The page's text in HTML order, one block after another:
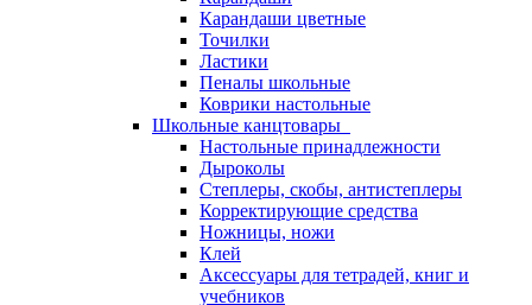
Карандаши цветные
Точилки
Ластики
Пеналы школьные
Коврики настольные
Школьные канцтовары
Настольные принадлежности
Дыроколы
Степлеры, скобы, антистеплеры
Корректирующие средства
Ножницы, ножи
Клей
Аксессуары для тетрадей, книг и
учебников